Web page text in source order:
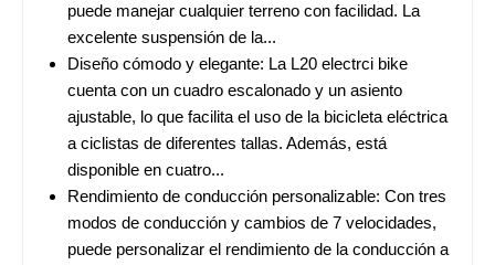
puede manejar cualquier terreno con facilidad. La
excelente suspensión de la...
Diseño cómodo y elegante: La L20 electrci bike
cuenta con un cuadro escalonado y un asiento
ajustable, lo que facilita el uso de la bicicleta eléctrica
a ciclistas de diferentes tallas. Además, está
disponible en cuatro...
Rendimiento de conducción personalizable: Con tres
modos de conducción y cambios de 7 velocidades,
puede personalizar el rendimiento de la conducción a